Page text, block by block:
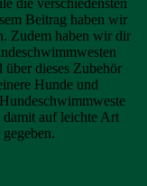
die verschiedensten
Beitrag haben wir
Zudem haben wir dir
dieses Zubehör
Hunde und
auf leichte Art